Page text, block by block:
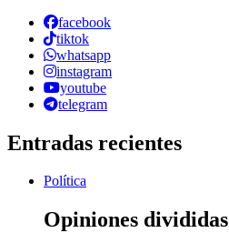
facebook
tiktok
whatsapp
instagram
youtube
telegram
Entradas recientes
Política
Opiniones divididas